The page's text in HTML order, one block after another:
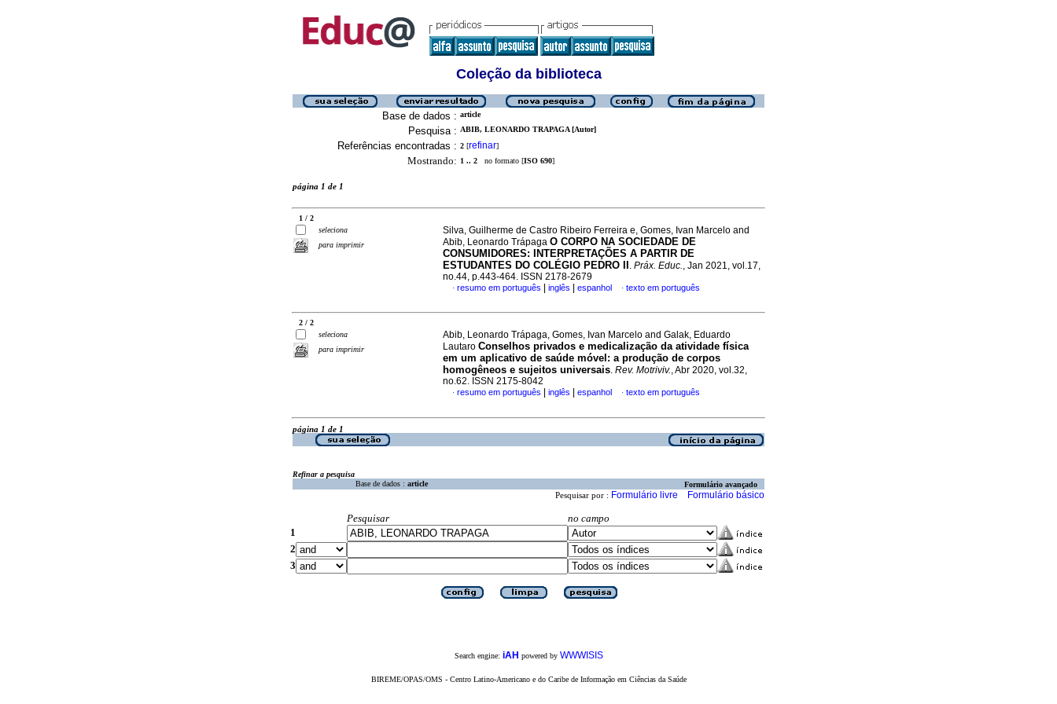
Coleção da biblioteca
Base de dados : article
Pesquisa : ABIB, LEONARDO TRAPAGA [Autor]
Referências encontradas : 2 [refinar]
Mostrando: 1 .. 2 no formato [ISO 690]
página 1 de 1
1 / 2
seleciona
para imprimir
Silva, Guilherme de Castro Ribeiro Ferreira e, Gomes, Ivan Marcelo and
Abib, Leonardo Trápaga O CORPO NA SOCIEDADE DE
CONSUMIDORES: INTERPRETAÇÕES A PARTIR DE
ESTUDANTES DO COLÉGIO PEDRO II
. Práx. Educ., Jan 2021, vol.17,
no.44, p.443-464. ISSN 2178-2679
· resumo em português inglês espanhol · texto em português
2 / 2
seleciona
para imprimir
Abib, Leonardo Trápaga, Gomes, Ivan Marcelo and Galak, Eduardo
Lautaro Conselhos privados e medicalização da atividade física
em um aplicativo de saúde móvel: a produção de corpos
homogêneos e sujeitos universais. Rev. Motriviv., Abr 2020, vol.32,
no.62. ISSN 2175-8042
· resumo em português inglês espanhol · texto em português
página 1 de 1
Refinar a pesquisa
Base de dados : article Formulário avançado
Pesquisar por : Formulário livre Formulário básico
Pesquisar
no campo
1
2
3
Search engine: iAH powered by WWWISIS
BIREME/OPAS/OMS - Centro Latino-Americano e do Caribe de Informação em Ciências da Saúde